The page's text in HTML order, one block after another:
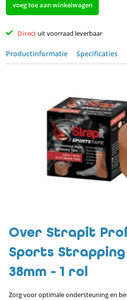
voeg toe aan winkelwagen
Direct uit voorraad leverbaar
Productinformatie Specificaties
Over Strapit
Sports Strapping
38mm - 1 rol
Zorg voor optimale ondersteuning en